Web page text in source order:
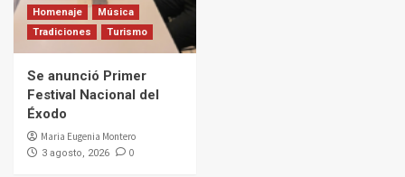
Homenaje
Música
Tradiciones
Turismo
Se anunció Primer
Festival Nacional del
Éxodo
Maria Eugenia Montero
3 agosto, 2026 0